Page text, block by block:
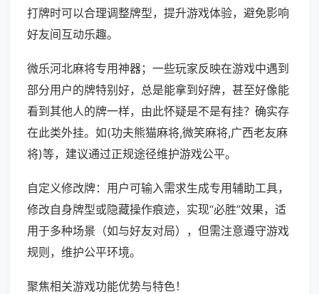
打牌时可以合理调整牌型，提升游戏体验，避免影响
好友间互动乐趣。
微乐河北麻将专用神器；一些玩家反映在游戏中遇到
部分用户的牌特别好，总是能拿到好牌，甚至好像能
看到其他人的牌一样，由此怀疑是不是有挂？确实存
在此类外挂。如(功夫熊猫麻将,微笑麻将,广西老友麻
将)等，建议通过正规途径维护游戏公平。
自定义修改牌：用户可输入需求生成专用辅助工具，
修改自身牌型或隐藏操作痕迹，实现“必胜”效果，适
用于多种场景（如与好友对局），但需注意遵守游戏
规则，维护公平环境。
聚焦相关游戏功能优势与特色！